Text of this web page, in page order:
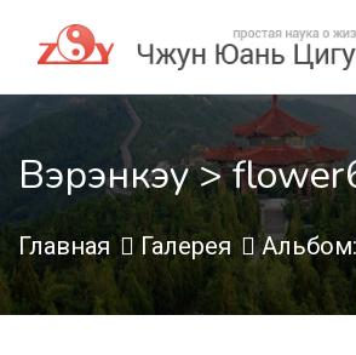
Вэрэнкэу >
Главная Галерея